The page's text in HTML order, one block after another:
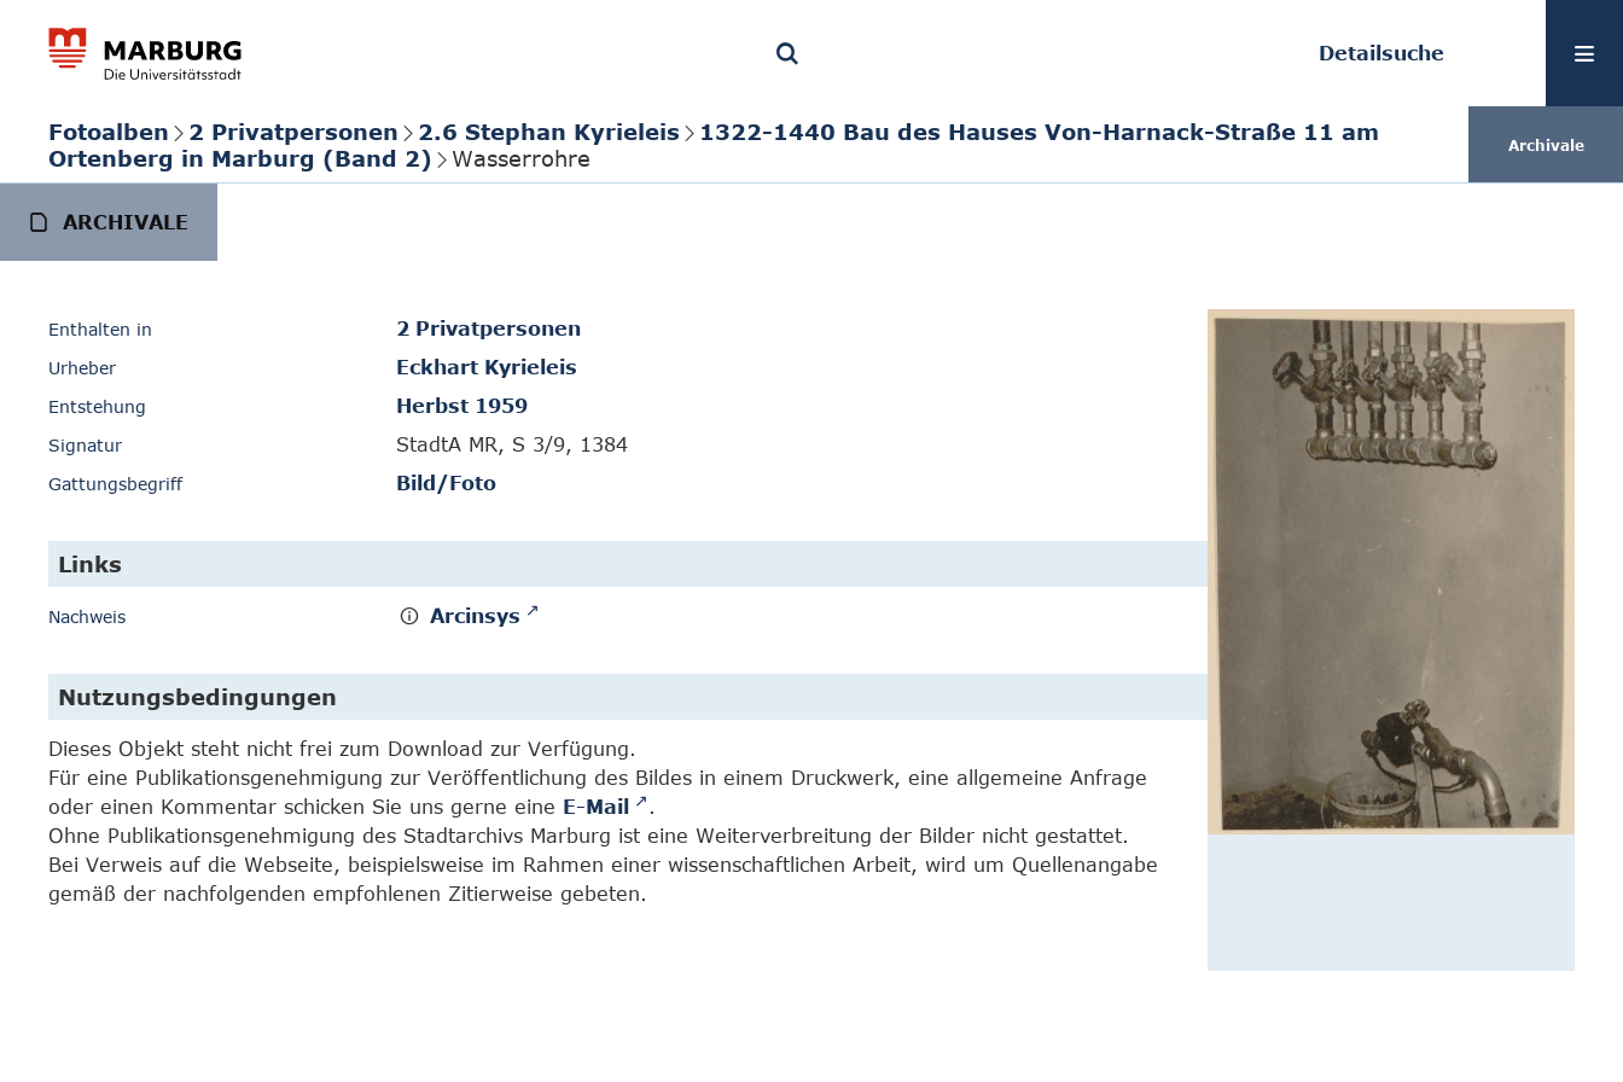
Detailsuche
Fotoalben 2 Privatpersonen 2.6 Stephan Kyrieleis
1322-1440 Bau des Hauses Von-Harnack-Straße 11 am
Ortenberg in Marburg (Band 2)
Wasserrohre Archivale
ARCHIVALE
Enthalten in 2 Privatpersonen
Urheber Eckhart Kyrieleis
Entstehung Herbst 1959
Signatur StadtA MR, S 3/9, 1384
Gattungsbegriff Bild/Foto
Links
Nachweis Arcinsys
Nutzungsbedingungen
Dieses Objekt steht nicht frei zum Download zur Verfügung.
Für eine Publikationsgenehmigung zur Veröffentlichung des Bildes in einem Druckwerk, eine allgemeine Anfrage
oder einen Kommentar schicken Sie uns gerne eine E-Mail
.
Ohne Publikationsgenehmigung des Stadtarchivs Marburg ist eine Weiterverbreitung der Bilder nicht gestattet.
Bei Verweis auf die Webseite, beispielsweise im Rahmen einer wissenschaftlichen Arbeit, wird um Quellenangabe
gemäß der nachfolgenden empfohlenen Zitierweise gebeten.